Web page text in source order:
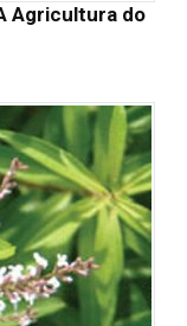
Agricultura do